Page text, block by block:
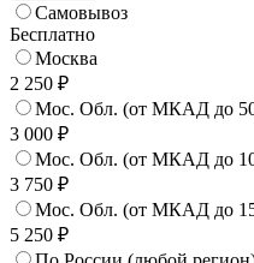
Самовывоз
Бесплатно
Москва
2 250 ₽
Мос. Обл. (от МКАД до
3 000 ₽
Мос. Обл. (от МКАД до
3 750 ₽
Мос. Обл. (от МКАД до
5 250 ₽